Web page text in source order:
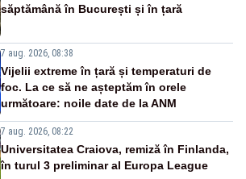
săptămână în București și în țară
7 aug. 2026, 08:38
Vijelii extreme în țară și temperaturi de
foc. La ce să ne așteptăm în orele
următoare: noile date de la ANM
7 aug. 2026, 08:22
Universitatea Craiova, remiză în Finlanda,
în turul 3 preliminar al Europa League